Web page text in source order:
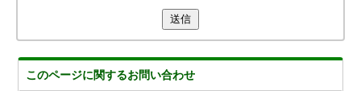
送信
このページに関するお問い合わせ